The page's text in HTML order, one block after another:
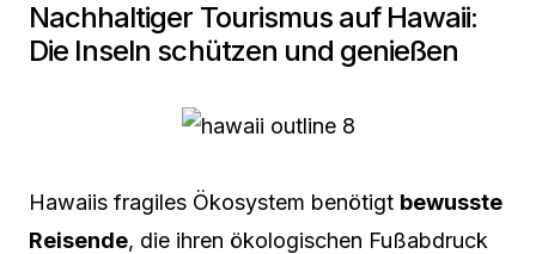
Nachhaltiger Tourismus auf Hawaii:
Die Inseln schützen und genießen
Hawaiis fragiles Ökosystem benötigt bewusste
Reisende, die ihren ökologischen Fußabdruck